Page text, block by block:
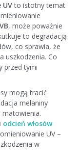
UVto istotny temat
, może poważnie
to degradacją
co sprawia, że
uszkodzenia. Co
przed tymi
mogą tracić
melaniny
odcień włosów
UV –
w